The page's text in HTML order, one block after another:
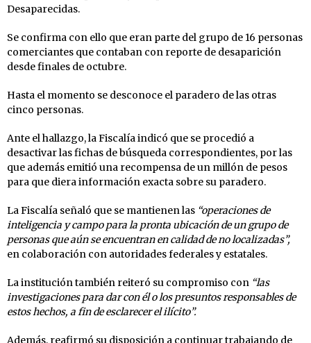
Desaparecidas.
Se confirma con ello que eran parte del grupo de 16 personas
comerciantes que contaban con reporte de desaparición
desde finales de octubre.
Hasta el momento se desconoce el paradero de las otras
cinco personas.
Ante el hallazgo, la Fiscalía indicó que se procedió a
desactivar las fichas de búsqueda correspondientes, por las
que además emitió una recompensa de un millón de pesos
para que diera información exacta sobre su paradero.
La Fiscalía señaló que se mantienen las “operaciones de
inteligencia y campo para la pronta ubicación de un grupo de
personas que aún se encuentran en calidad de no localizadas”,
en colaboración con autoridades federales y estatales.
La institución también reiteró su compromiso con “las
investigaciones para dar con él o los presuntos responsables de
estos hechos, a fin de esclarecer el ilícito”.
Además, reafirmó su disposición a continuar trabajando de